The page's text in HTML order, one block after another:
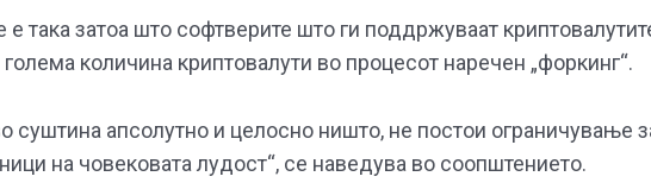
така затоа што софтверите што ги поддржуваат
количина криптовалути во процесот наречен „форкинг“.
суштина апсолутно и целосно ништо, не постои ограничување
на човековата лудост“, се наведува во соопштението.